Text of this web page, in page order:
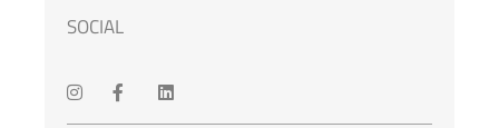
SOCIAL